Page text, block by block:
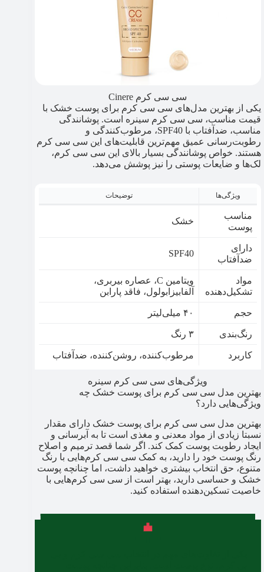
سی سی کرم Cinere
یکی از بهترین مدل‌های سی سی کرم‌ برای پوست خشک با
قیمت مناسب، سی سی کرم سینره است. پوشانندگی
مناسب، ضدآفتاب با SPF40، مرطوب‌کنندگی و
رطوبت‌رسانی عمیق مهم‌ترین قابلیت‌های این سی سی کرم
هستند. خواص پوشانندگی بسیار بالای این سی سی کرم،
لک‌ها و ضایعات پوستی را نیز پوشش می‌دهد.
ویژگی‌ها توضیحات
مناسب
پوست
خشک
دارای
ضدآفتاب
SPF40
مواد
تشکیل‌دهنده
ویتامین C، عصاره بیربری،
آلفابیزابولول، فاقد پارابن
حجم ۴۰ میلی‌لیتر
رنگ‌بندی ۳ رنگ
کاربرد مرطوب‌کننده، روشن‌کننده، ضدآفتاب
ویژگی‌های سی سی کرم سینره
بهترین مدل سی سی کرم برای پوست خشک چه
ویژگی‌هایی دارد؟
بهترین مدل سی سی کرم‌ برای پوست خشک دارای مقدار
نسبتا زیادی از مواد معدنی و مغذی است تا به آبرسانی و
ایجاد رطوبت پوست کمک کند. اگر شما قصد ترمیم و اصلاح
رنگ پوست خود را دارید، به کمک سی سی کرم‌هایی با رنگ
متنوع، حق انتخاب بیشتری خواهید داشت، اما چنانچه پوست
خشک و حساسی دارید، بهتر است از سی سی کرم‌هایی با
خاصیت تسکین‌دهنده استفاده کنید.